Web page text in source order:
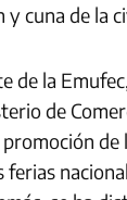
cuna de la
de la
de
de
ferias